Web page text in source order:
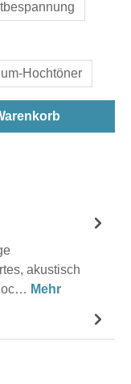
Hochtöner
akustisch
Mehr